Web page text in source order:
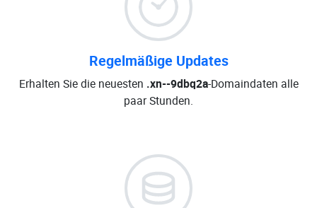
Regelmäßige Updates
Erhalten Sie die neuesten .xn--9dbq2a-Domaindaten alle
paar Stunden.